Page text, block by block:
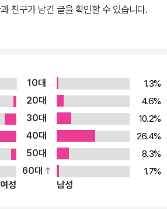
음을 알 수 있다. 제6장에서는 여러 가지
었다. 이들 궤적에는 원이나 8자 모양을
사실은 공통된 구조로 생긴다고 한다. 또
바뀌어 가는 사례 등을 소개한다. 아무쪼록
가지 기하학적 도형에 대해 흥미를 갖는
모습 자연계의 여러 곳에는 단순한 도형인
자, 원자 수준에서 원의 형태를 만들어내는
러렌에서부터 우주의 구상 성단에 이르기
는 ‘원과 구’를 살펴본다. 오로라, 규조, 볼
친구가 남긴 글을 확인할 수 있습니다.
10대
1.3%
20대
4.6%
30대
10.2%
40대
26.4%
50대
8.3%
60대
1.7%
여성
남성